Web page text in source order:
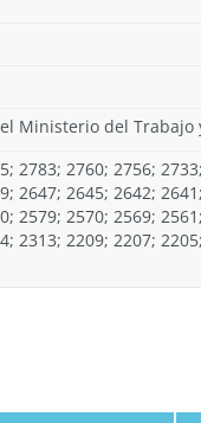
Ministerio del Trabajo
2783; 2760; 2756;
2647; 2645; 2642;
2579; 2570; 2569;
2313; 2209; 2207;